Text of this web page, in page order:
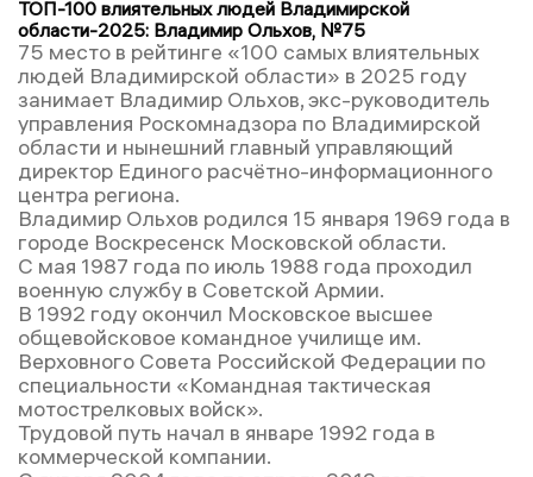
ТОП-100 влиятельных людей Владимирской
области-2025: Владимир Ольхов, №75
75 место в рейтинге «100 самых влиятельных
людей Владимирской области» в 2025 году
занимает Владимир Ольхов, экс-руководитель
управления Роскомнадзора по Владимирской
области и нынешний главный управляющий
директор Единого расчётно-информационного
центра региона.
Владимир Ольхов родился 15 января 1969 года в
городе Воскресенск Московской области.
С мая 1987 года по июль 1988 года проходил
военную службу в Советской Армии.
В 1992 году окончил Московское высшее
общевойсковое командное училище им.
Верховного Совета Российской Федерации по
специальности «Командная тактическая
мотострелковых войск».
Трудовой путь начал в январе 1992 года в
коммерческой компании.